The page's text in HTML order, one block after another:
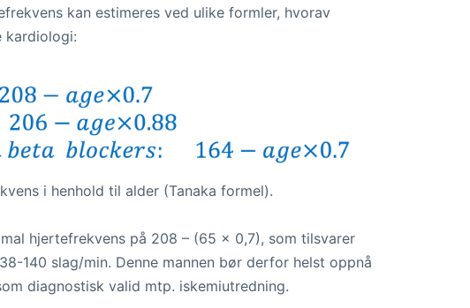
kan estimeres ved ulike formler, hvorav
kardiologi:
i henhold til alder (Tanaka formel).
hjertefrekvens på 208 – (65 × 0,7), som tilsvarer
140 slag/min. Denne mannen bør derfor helst oppnå
diagnostisk valid mtp. iskemiutredning.